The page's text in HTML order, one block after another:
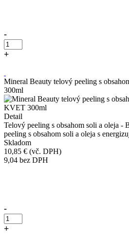
-
+
Mineral Beauty telový peeling s
300ml
Detail
Telový peeling s obsahom soli a oleja
peeling s obsahom soli a oleja s
Skladom
10,85 € (vč. DPH)
9,04 bez DPH
-
+